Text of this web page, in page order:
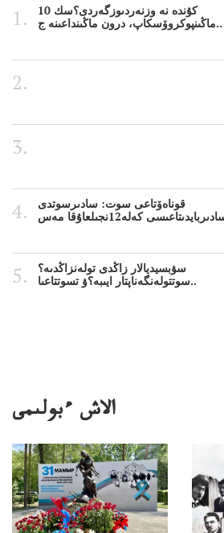
10 كۇندە نە وزنەردىوزگەردى؟سك
ماڭىنپوكروۆسكاپ، درون ماڭىنداعىنە ج..
قوناەۆتاعى سوت: سادىرسوتدى
سۋبسيديالار زاڭدى تولەنزاڭدىە؟
سوتتولەنگەناپتار ايىبە؟ۋ تسوتتاعىا..
الاش ءبولىمى